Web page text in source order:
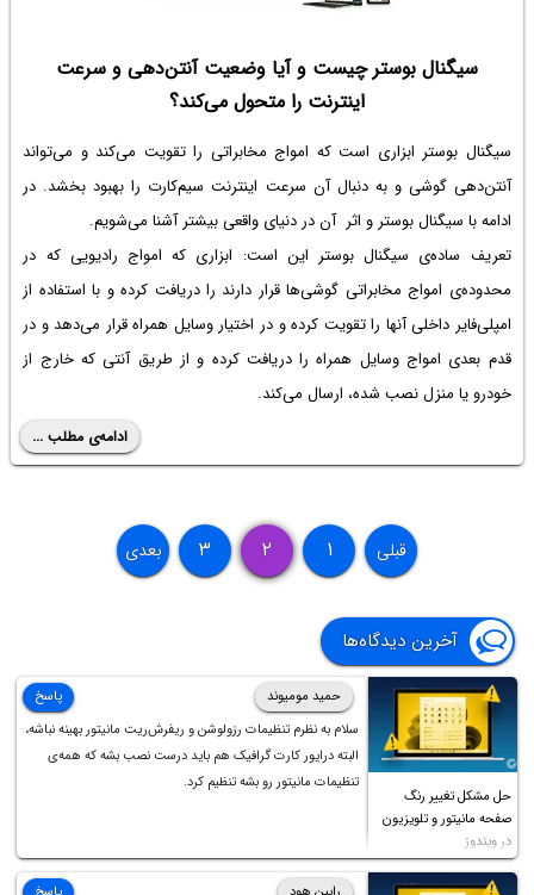
سیگنال بوستر چیست و آیا وضعیت آنتن‌دهی و سرعت
اینترنت را متحول می‌کند؟
سیگنال بوستر ابزاری است که امواج مخابراتی را تقویت می‌کند و می‌تواند
آنتن‌دهی گوشی و به دنبال آن سرعت اینترنت سیم‌کارت را بهبود بخشد. در
ادامه با سیگنال بوستر و اثر آن در دنیای واقعی بیشتر آشنا می‌شویم.
تعریف ساده‌ی سیگنال بوستر این است: ابزاری که امواج رادیویی که در
محدوده‌ی امواج مخابراتی گوشی‌ها قرار دارند را دریافت کرده و با استفاده از
امپلی‌فایر داخلی آنها را تقویت کرده و در اختیار وسایل همراه قرار می‌دهد و در
قدم بعدی امواج وسایل همراه را دریافت کرده و از طریق آنتی که خارج از
خودرو یا منزل نصب شده، ارسال می‌کند.
ادامه‌ی مطلب ...
قبلی ۱ ۲ ۳ بعدی
آخرین دیدگاه‌ها
حل مشکل تغییر رنگ
صفحه مانیتور و تلویزیون
در ویندوز
حمید مومیوند
سلام به نظرم تنظیمات رزولوشن و ریفرش‌ریت مانیتور بهینه نباشه،
البته درایور کارت گرافیک هم باید درست نصب بشه که همه‌ی
تنظیمات مانیتور رو بشه تنظیم کرد.
پاسخ